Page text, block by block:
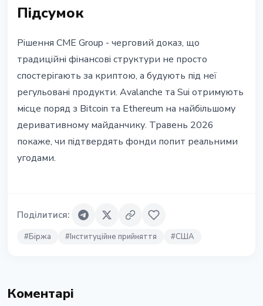
Підсумок
Рішення CME Group - черговий доказ, що
традиційні фінансові структури не просто
спостерігають за криптою, а будують під неї
регульовані продукти. Avalanche та Sui отримують
місце поряд з Bitcoin та Ethereum на найбільшому
деривативному майданчику. Травень 2026
покаже, чи підтвердять фонди попит реальними
угодами.
Поділитися:
#Біржа #Інституційне прийняття #США
Коментарі